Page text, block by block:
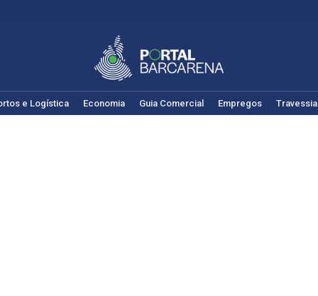
e Logística Economia Guia Comercial Empregos